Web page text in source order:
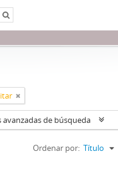
avanzadas de búsqueda
Ordenar por: Título